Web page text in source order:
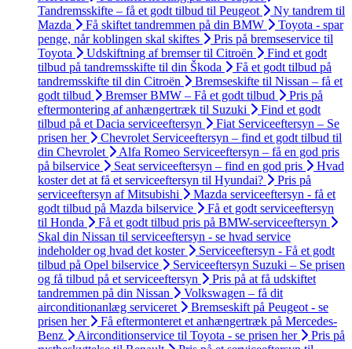
Tandremsskifte – få et godt tilbud til Peugeot
Ny tandrem til
Mazda
Få skiftet tandremmen på din BMW
Toyota - spar
penge, når koblingen skal skiftes
Pris på bremseservice til
Toyota
Udskiftning af bremser til Citroën
Find et godt
tilbud på tandremsskifte til din Škoda
Få et godt tilbud på
tandremsskifte til din Citroën
Bremseskifte til Nissan – få et
godt tilbud
Bremser BMW – Få et godt tilbud
Pris på
eftermontering af anhængertræk til Suzuki
Find et godt
tilbud på et Dacia serviceeftersyn
Fiat Serviceeftersyn – Se
prisen her
Chevrolet Serviceeftersyn – find et godt tilbud til
din Chevrolet
Alfa Romeo Serviceeftersyn – få en god pris
på bilservice
Seat serviceeftersyn – find en god pris
Hvad
koster det at få et serviceeftersyn til Hyundai?
Pris på
serviceeftersyn af Mitsubishi
Mazda serviceeftersyn - få et
godt tilbud på Mazda bilservice
Få et godt serviceeftersyn
til Honda
Få et godt tilbud pris på BMW-serviceeftersyn
Skal din Nissan til serviceeftersyn - se hvad service
indeholder og hvad det koster
Serviceeftersyn - Få et godt
tilbud på Opel bilservice
Serviceeftersyn Suzuki – Se prisen
og få tilbud på et serviceeftersyn
Pris på at få udskiftet
tandremmen på din Nissan
Volkswagen – få dit
airconditionanlæg serviceret
Bremseskift på Peugeot - se
prisen her
Få eftermonteret et anhængertræk på Mercedes-
Benz
Airconditionservice til Toyota - se prisen her
Pris på